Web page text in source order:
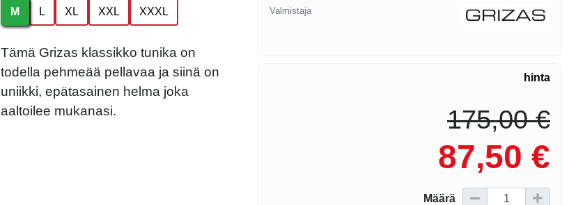
M
L XL XXL XXXL
Tämä Grizas klassikko tunika on
todella pehmeää pellavaa ja siinä on
uniikki, epätasainen helma joka
aaltoilee mukanasi.
Valmistaja
hinta
175,00 €
87,50 €
Määrä